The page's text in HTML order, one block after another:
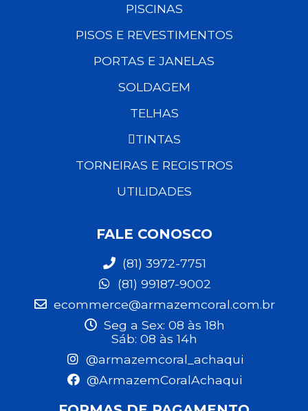
PISCINAS
PISOS E REVESTIMENTOS
PORTAS E JANELAS
SOLDAGEM
TELHAS
TINTAS
TORNEIRAS E REGISTROS
UTILIDADES
FALE CONOSCO
(81) 3972-7751
(81) 99187-9002
ecommerce@armazemcoral.com.br
Seg a Sex: 08 às 18h
Sáb: 08 às 14h
@armazemcoral_achaqui
@ArmazemCoralAchaqui